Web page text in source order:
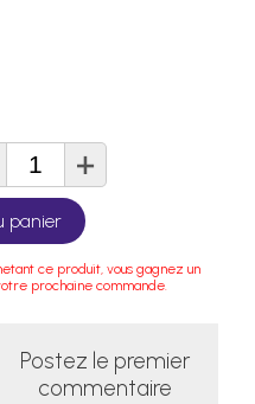
+
panier
ce produit, vous gagnez un
prochaine commande.
Postez le premier
commentaire